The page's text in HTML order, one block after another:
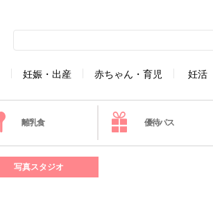
妊娠・出産 赤ちゃん・育児 妊活
離乳食 優待パス
写真スタジオ